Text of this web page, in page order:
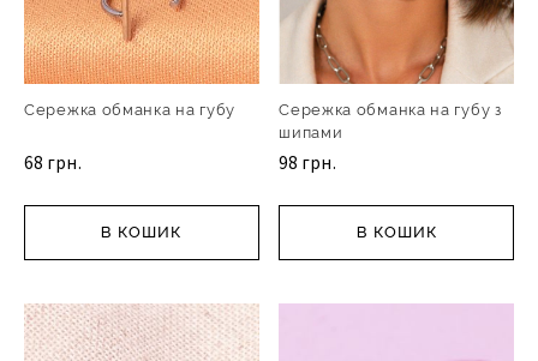
Сережка обманка на губу
68 грн.
В КОШИК
Сережка обманка на губу з
шипами
98 грн.
В КОШИК